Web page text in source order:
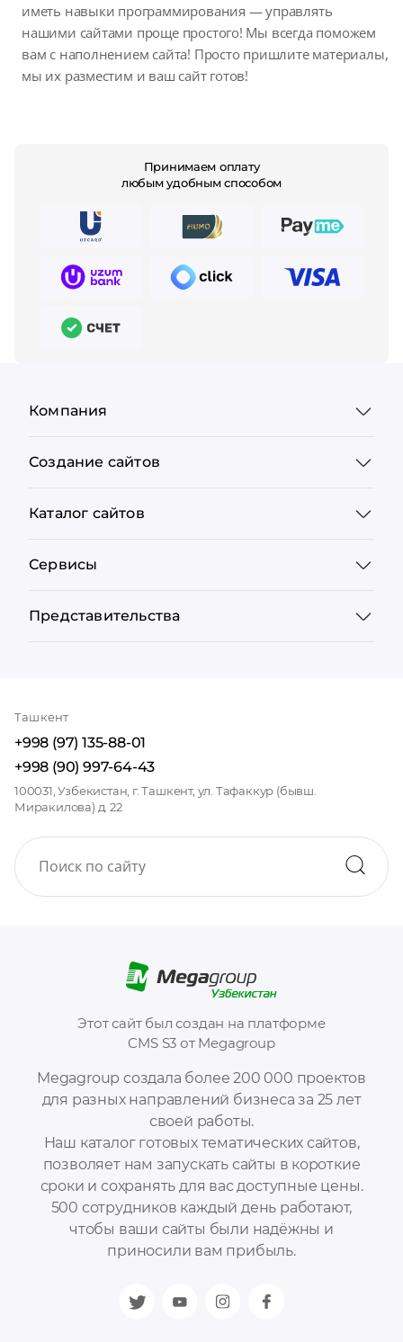
иметь навыки программирования — управлять
нашими сайтами проще простого! Мы всегда поможем
вам с наполнением сайта! Просто пришлите материалы,
мы их разместим и ваш сайт готов!
Принимаем оплату
любым удобным способом
Megagroup создала более 200 000 проектов
для разных направлений бизнеса за 25 лет
своей работы.
Наш каталог готовых тематических сайтов,
позволяет нам запускать сайты в короткие
сроки и сохранять для вас доступные цены.
500 сотрудников каждый день работают,
чтобы ваши сайты были надёжны и
приносили вам прибыль.
Этот сайт был создан на платформе
CMS S3 от Megagroup
Компания
Создание сайтов
Каталог сайтов
Сервисы
Представительства
Ташкент
+998 (97) 135-88-01
+998 (90) 997-64-43
100031, Узбекистан, г. Ташкент, ул. Тафаккур (бывш.
Миракилова) д. 22